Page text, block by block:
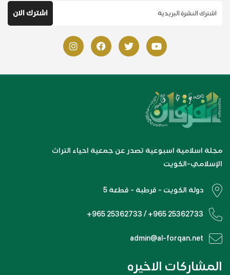
مجلة اسلامية اسبوعية تصدر عن جمعية احياء التراث
الإسلامي-الكويت
دولة الكويت - قرطبة - قطعة 5
+965 25362733 / +965 25362733
admin@al-forqan.net
المشاركات الاخيره